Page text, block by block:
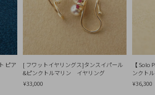
ピア
[ フワットイヤリングス]タンスイパール
&ピンクトルマリン イヤリング
¥33,000
【 Solo
ンクト
¥36,300